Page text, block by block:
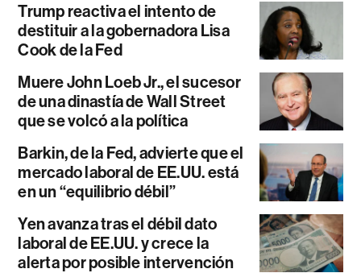
Trump reactiva el intento de
destituir a la gobernadora Lisa
Cook de la Fed
Muere John Loeb Jr., el sucesor
de una dinastía de Wall Street
que se volcó a la política
Barkin, de la Fed, advierte que el
mercado laboral de EE.UU. está
en un “equilibrio débil”
Yen avanza tras el débil dato
laboral de EE.UU. y crece la
alerta por posible intervención